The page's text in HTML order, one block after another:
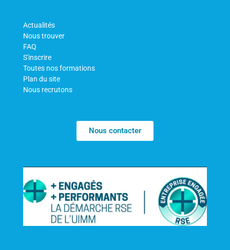
Actualités
Nous trouver
FAQ
S'inscrire
Toutes nos formations
Plan du site
Nous recrutons
Nous contacter